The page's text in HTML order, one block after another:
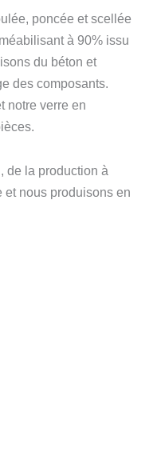
poncée et scellée
à 90% issu
du béton et
des composants.
notre verre en
de la production à
et nous produisons en